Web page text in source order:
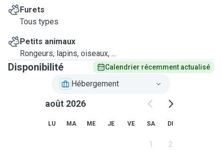
Furets
Tous types
Petits animaux
Rongeurs, lapins, oiseaux, ...
Disponibilité Calendrier récemment actualisé
Hébergement
août 2026
LU MA ME JE VE SA DI
1 2